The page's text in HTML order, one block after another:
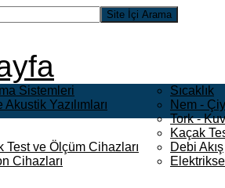
Sistemleri
Yazılımları
Test ve Ölçüm Cihazları
Cihazları
Sıcaklık
Nem -
Tork -
Kaçak
Debi Akış